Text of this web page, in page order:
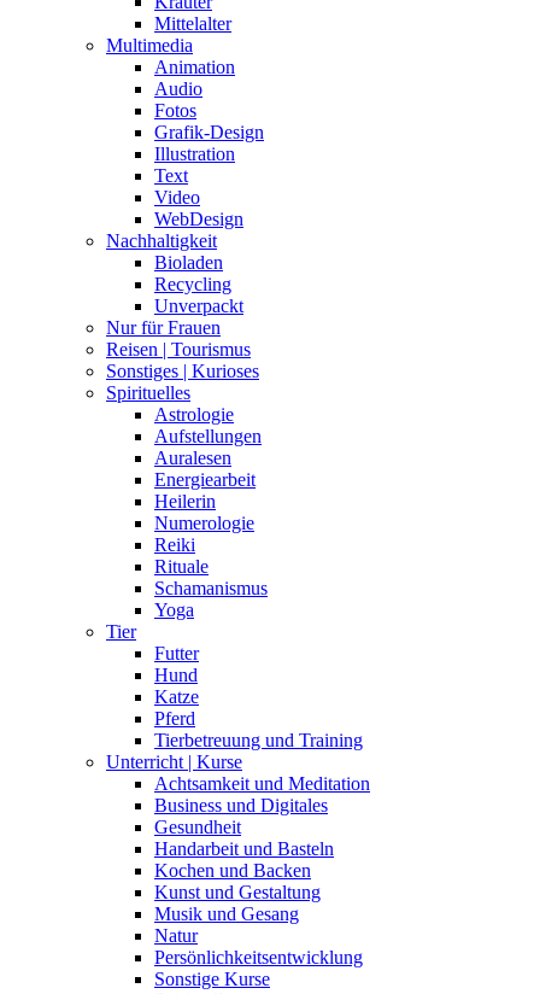
Mittelalter
Multimedia
Animation
Audio
Fotos
Grafik-Design
Illustration
Text
Video
WebDesign
Nachhaltigkeit
Bioladen
Recycling
Unverpackt
Nur für Frauen
Reisen | Tourismus
Sonstiges | Kurioses
Spirituelles
Astrologie
Aufstellungen
Auralesen
Energiearbeit
Heilerin
Numerologie
Reiki
Rituale
Schamanismus
Yoga
Tier
Futter
Hund
Katze
Pferd
Tierbetreuung und Training
Unterricht | Kurse
Achtsamkeit und Meditation
Business und Digitales
Gesundheit
Handarbeit und Basteln
Kochen und Backen
Kunst und Gestaltung
Musik und Gesang
Natur
Persönlichkeitsentwicklung
Sonstige Kurse